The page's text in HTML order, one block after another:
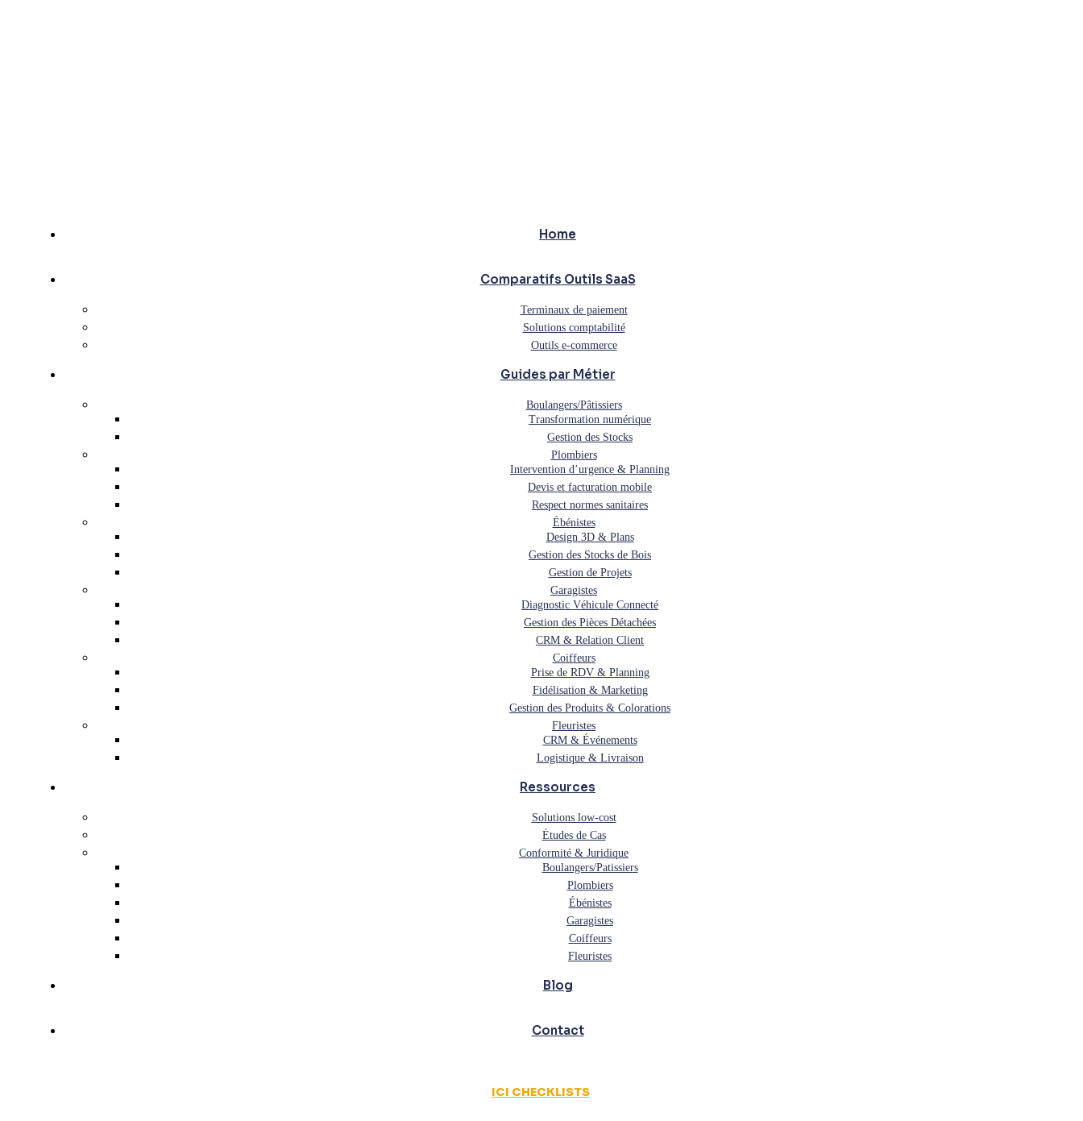
Home
Comparatifs Outils SaaS
Terminaux de paiement
Solutions comptabilité
Outils e-commerce
Guides par Métier
Boulangers/Pâtissiers
Transformation numérique
Gestion des Stocks
Plombiers
Intervention d’urgence & Planning
Devis et facturation mobile
Respect normes sanitaires
Ébénistes
Design 3D & Plans
Gestion des Stocks de Bois
Gestion de Projets
Garagistes
Diagnostic Véhicule Connecté
Gestion des Pièces Détachées
CRM & Relation Client
Coiffeurs
Prise de RDV & Planning
Fidélisation & Marketing
Gestion des Produits & Colorations
Fleuristes
CRM & Événements
Logistique & Livraison
Ressources
Solutions low-cost
Études de Cas
Conformité & Juridique
Boulangers/Patissiers
Plombiers
Ébénistes
Garagistes
Coiffeurs
Fleuristes
Blog
Contact
ICI CHECKLISTS